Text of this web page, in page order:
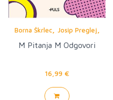
Borna Škrlec, Josip Preglej,
Krešimir Salopek
M Pitanja M Odgovori
16,99 €